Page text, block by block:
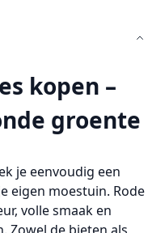
kopen –
groente
je eenvoudig een
eigen moestuin. Rode
volle smaak en
Zowel de bieten als